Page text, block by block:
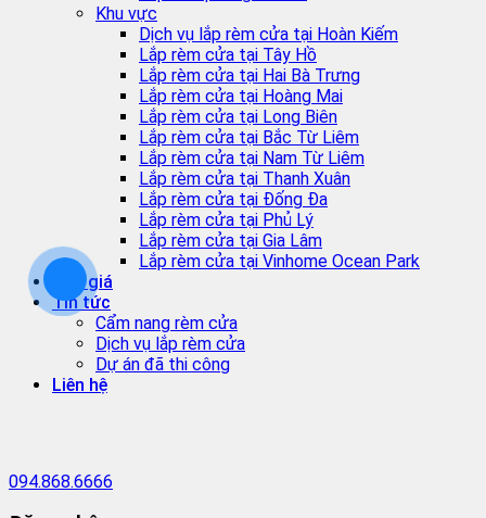
Khu vực
Dịch vụ lắp rèm cửa tại Hoàn Kiếm
Lắp rèm cửa tại Tây Hồ
Lắp rèm cửa tại Hai Bà Trưng
Lắp rèm cửa tại Hoàng Mai
Lắp rèm cửa tại Long Biên
Lắp rèm cửa tại Bắc Từ Liêm
Lắp rèm cửa tại Nam Từ Liêm
Lắp rèm cửa tại Thanh Xuân
Lắp rèm cửa tại Đống Đa
Lắp rèm cửa tại Phủ Lý
Lắp rèm cửa tại Gia Lâm
Lắp rèm cửa tại Vinhome Ocean Park
Báo giá
Tin tức
Cẩm nang rèm cửa
Dịch vụ lắp rèm cửa
Dự án đã thi công
Liên hệ
094.868.6666